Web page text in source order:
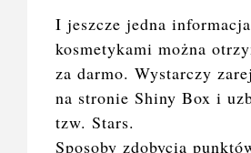
I jeszcze jedna
kosmetykami można
za darmo. Wystarczy
na stronie Shiny Box i
tzw. Stars.
Sposoby zdobycia